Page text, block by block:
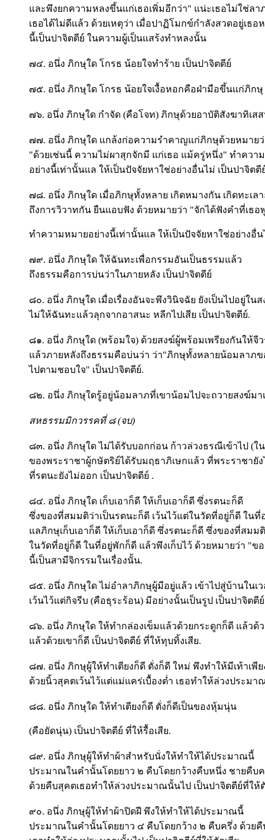
และพึงยกความหลงขึ้นแก่เธอเพิ่มอีกว่า" แน่ะเธอไม่ใช่ลา
เธอได้ไม่ดีแล้ว ด้วยเหตุว่า เมื่อปาฏิโมกข์กำลังสวดอยู่เธ
นี้เป็นปาจิตตีย์ ในความผู้เป็นแสร้งทำหลงนั้น
๗๔. อนึ่ง ภิกษุใด โกรธ น้อยใจทำร้าย เป็นปาจิตตีย์
๗๕. อนึ่ง ภิกษุใด โกรธ น้อยใจเงื้อหอกคือฝ่ามือขึ้นแก่ภิก
๗๖. อนึ่ง ภิกษุใด กำจัด (คือโจท) ภิกษุด้วยอาบัติสังฆาทิเส
๗๗. อนึ่ง ภิกษุใด แกล้งก่อความรำคาญแก่ภิกษุด้วยหมาย
"ด้วยเช่นนี้ ความไม่ผาสุกจักมี แก่เธอ แม้ครู่หนึ่ง" ทำควา
อย่างนี้เท่านั้นแล ให้เป็นปัจจัยหาใช่อย่างอื่นไม่ เป็นปาจิต
๗๘. อนึ่ง ภิกษุใด เมื่อภิกษุทั้งหลาย เกิดหมางกัน เกิดทะเล
ถึงการวิวาทกัน ยืนแอบฟัง ด้วยหมายว่า "จักได้ฟังคำที่เธ
ทำความหมายอย่างนี้เท่านั้นแล ให้เป็นปัจจัยหาใช่อย่างอื่น
๗๙. อนึ่ง ภิกษุใด ให้ฉันทะเพื่อกรรมอันเป็นธรรมแล้ว
ถึงธรรมคือการบ่นว่าในภายหลัง เป็นปาจิตตีย์
๘๐. อนึ่ง ภิกษุใด เมื่อเรื่องอันจะพึงวินิจฉัย ยังเป็นไปอยู่ใน
ไม่ให้ฉันทะแล้วลุกจากอาสนะ หลีกไปเสีย เป็นปาจิตตีย์.
๘๑. อนึ่ง ภิกษุใด (พร้อมใจ) ด้วยสงฆ์ผู้พร้อมเพรียงกันให้จี
แล้วภายหลังถึงธรรมคือบ่นว่า ว่า"ภิกษุทั้งหลายน้อมลาภข
ไปตามชอบใจ" เป็นปาจิตตีย์.
๘๒. อนึ่ง ภิกษุใดรู้อยู่น้อมลาภที่เขาน้อมไปจะถวายสงฆ์มา
สหธรรมมิกวรรคที่ ๘ (จบ)
๘๓. อนึ่ง ภิกษุใด ไม่ได้รับบอกก่อน ก้าวล่วงธรณีเข้าไป (ใ
ของพระราชาผู้กษัตริย์ได้รับมฤธาภิเษกแล้ว ที่พระราชายัง
ที่รตนะยังไม่ออก เป็นปาจิตตีย์ .
๘๔. อนึ่ง ภิกษุใด เก็บเอาก็ดี ให้เก็บเอาก็ดี ซึ่งรตนะก็ดี
ซึ่งของที่สมมติว่าเป็นรตนะก็ดี เว้นไว้แต่ในวัดที่อยู่ก็ดี ในที่
แลภิกษุเก็บเอาก็ดี ให้เก็บเอาก็ดี ซึ่งรตนะก็ดี ซึ่งของที่สมม
ในวัดที่อยู่ก็ดี ในที่อยู่พักก็ดี แล้วพึงเก็บไว้ ด้วยหมายว่า "ขอ
นี้เป็นสามีจิกรรมในเรื่องนั้น.
๘๕. อนึ่ง ภิกษุใด ไม่อำลาภิกษุผู้มีอยู่แล้ว เข้าไปสู่บ้านในเ
เว้นไว้แต่กิจรีบ (คือธุระร้อน) มีอย่างนั้นเป็นรูป เป็นปาจิตตี
๘๖. อนึ่ง ภิกษุใด ให้ทำกล่องเข็มแล้วด้วยกระดูกก็ดี แล้วด้
แล้วด้วยเขาก็ดี เป็นปาจิตตีย์ ที่ให้ทุบทิ้งเสีย.
๘๗. อนึ่ง ภิกษุผู้ให้ทำเตียงก็ดี ตั่งก็ดี ใหม่ พึงทำให้มีเท้าเพี
ด้วยนิ้วสุคตเว้นไว้แต่แม่แคร่เบื้องต่ำ เธอทำให้ล่วงประมา
๘๘. อนึ่ง ภิกษุใด ให้ทำเตียงก็ดี ตั่งก็ดีเป็นของหุ้มนุ่น
(คือยัดนุ่น) เป็นปาจิตตีย์ ที่ให้รื้อเสีย.
๘๙. อนึ่ง ภิกษุผู้ให้ทำผ้าสำหรับนั่งให้ทำให้ได้ประมาณนี้
ประมาณในคำนั้นโดยยาว ๒ คืบโดยกว้างคืบหนึ่ง ชายคืบ
ด้วยคืบสุคตเธอทำให้ล่วงประมาณนั้นไป เป็นปาจิตตีย์ที่ให้
๙๐. อนึ่ง ภิกษุผู้ให้ทำผ้าปิดฝี พึงให้ทำให้ได้ประมาณนี้
ประมาณในคำนั้นโดยยาว ๔ คืบโดยกว้าง ๒ คืบครึ่ง ด้วย